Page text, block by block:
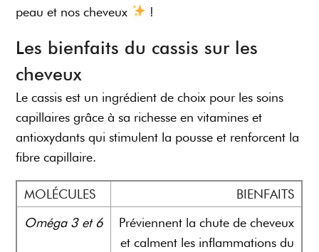
peau et nos cheveux
!
Les bienfaits du cassis sur les
cheveux
Le cassis est un ingrédient de choix pour les soins
capillaires grâce à sa richesse en vitamines et
antioxydants qui stimulent la pousse et renforcent la
fibre capillaire.
MOLÉCULES
BIENFAITS
Oméga 3 et 6
Préviennent la chute de cheveux
et calment les inflammations du